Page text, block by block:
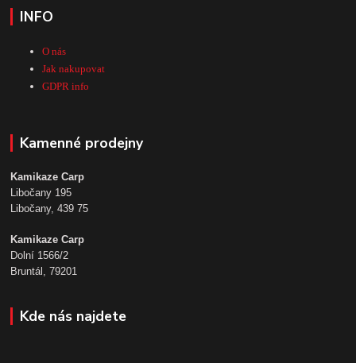
INFO
O nás
Jak nakupovat
GDPR info
Kamenné prodejny
Kamikaze Carp
Libočany 195
Libočany, 439 75
Kamikaze Carp
Dolní 1566/2
Bruntál, 79201
Kde nás najdete